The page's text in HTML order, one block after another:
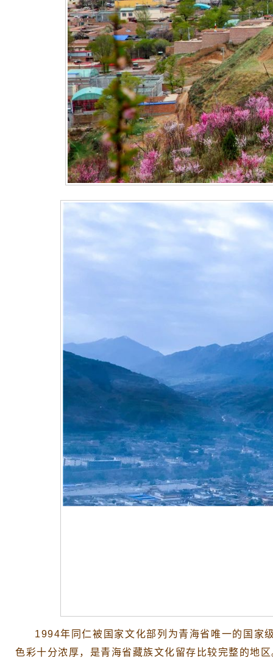
1994年同仁被国家文化部列为青海省唯一的国家
色彩十分浓厚，是青海省藏族文化留存比较完整的地区